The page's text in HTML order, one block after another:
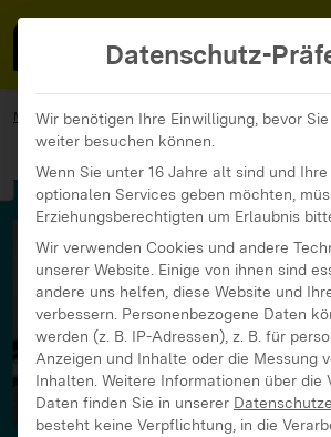
MedienFokus BW ...
Materialien
Ein praktisches Trickfilmseminar (nicht nur)
Datenschutz-
Wir benötigen Ihre Einwilligung, bevor
weiter besuchen können.
Wenn Sie unter 16 Jahre alt sind und
optionalen Services geben möchten,
Erziehungsberechtigten um Erlaubnis
Wir verwenden Cookies und andere
unserer Website. Einige von ihnen sind
andere uns helfen, diese Website und
verbessern. Personenbezogene Daten
werden (z. B. IP-Adressen), z. B. für
Anzeigen und Inhalte oder die Messung
Inhalten. Weitere Informationen über die
Daten finden Sie in unserer
besteht keine Verpflichtung, in die